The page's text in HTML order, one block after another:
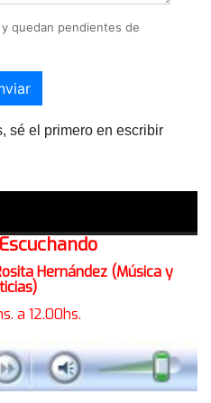
quedan pendientes de
sé el primero en escribir
Hernández (Música y
a 12.00hs.